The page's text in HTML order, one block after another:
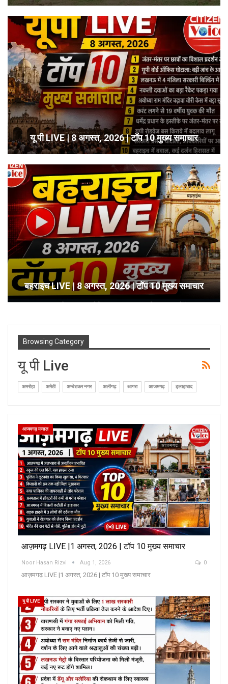
यू पी LIVE | 8 अगस्त, 2026 | टॉप 10 मुख्य समाचार
बहराइच LIVE | 8 अगस्त, 2026 | टॉप 10 मुख्य समाचार
Browsing Category
यू पी Live
अमरोहा अमेठी अम्बेडकर नगर अलीगढ़ आगरा आजमगढ़ इलाहाबाद
आजमगढ़ मण्डल
आज़मगढ़ LIVE |1 अगस्त, 2026 | टॉप 10 मुख्य समाचार
Noor Hasan Rizvi Aug 1, 2026 0
आज़मगढ़ LIVE |1 अगस्त, 2026 | टॉप 10 मुख्य समाचार
यू पी LIVE